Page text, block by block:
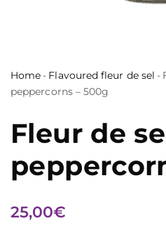
Home - Flavoured fleur de sel -
peppercorns – 500g
Fleur de
25,00€